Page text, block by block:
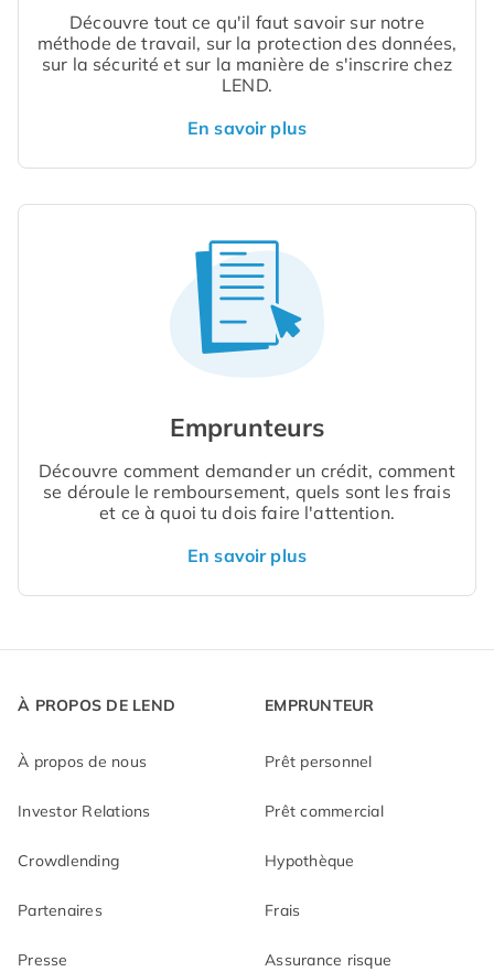
Découvre tout ce qu'il faut savoir sur notre
méthode de travail, sur la protection des données,
sur la sécurité et sur la manière de s'inscrire chez
LEND.
En savoir plus
Emprunteurs
Découvre comment demander un crédit, comment
se déroule le remboursement, quels sont les frais
et ce à quoi tu dois faire l'attention.
En savoir plus
À PROPOS DE LEND
À propos de nous
Investor Relations
Crowdlending
Partenaires
Presse
EMPRUNTEUR
Prêt personnel
Prêt commercial
Hypothèque
Frais
Assurance risque